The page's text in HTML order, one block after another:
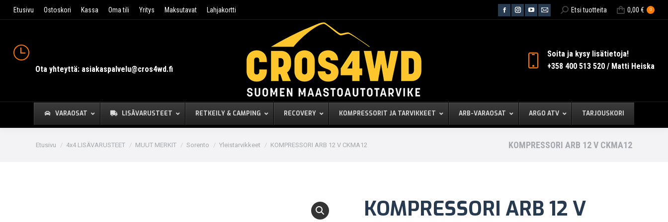
Etusivu Ostoskori Kassa Oma tili Yritys Maksutavat Lahjakortti
Facebook
Instagram
new
YouTube
in
new
Mail
in
new
Search:Etsi tuotteita 0,00 € 0
Ota yhteyttä: asiakaspalvelu@cros4wd.fi
Soita ja kysy lisätietoja!
+358 400 513 520 / Matti Heiska
VARAOSAT LISÄVARUSTEET RETKEILY & CAMPING RECOVERY KOMPRESSORIT JA TARVIKKEET ARB-VARAOSAT ARGO ATV TARJOUSKORI
You are here:
Etusivu 4x4 LISÄVARUSTEET MUUT MERKIT Sorento Yleistarvikkeet KOMPRESSORI ARB 12 V CKMA12 KOMPRESSORI ARB 12 V CKMA12
KOMPRESSORI ARB 12 V